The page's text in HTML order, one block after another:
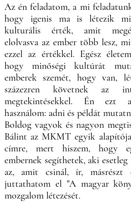
Az én feladatom, a mi
hogy igenis ma is létezik
kulturális érték, amit
elolvasva az ember több lesz,
ezzel az értékkel. Egész
hogy minőségi kultúrát
emberek szemét, hogy van,
százezren követnek az
megtekintésekkel. Én ezt
használom: adni és példát
Boldog vagyok és nagyon
Bálint az MKMT egyik
címre, mert hiszem, hogy
embernek segíthetek, aki
az, amit csinál, ír, másrészt
juttathatom el "A magyar
mozgalom létezését.